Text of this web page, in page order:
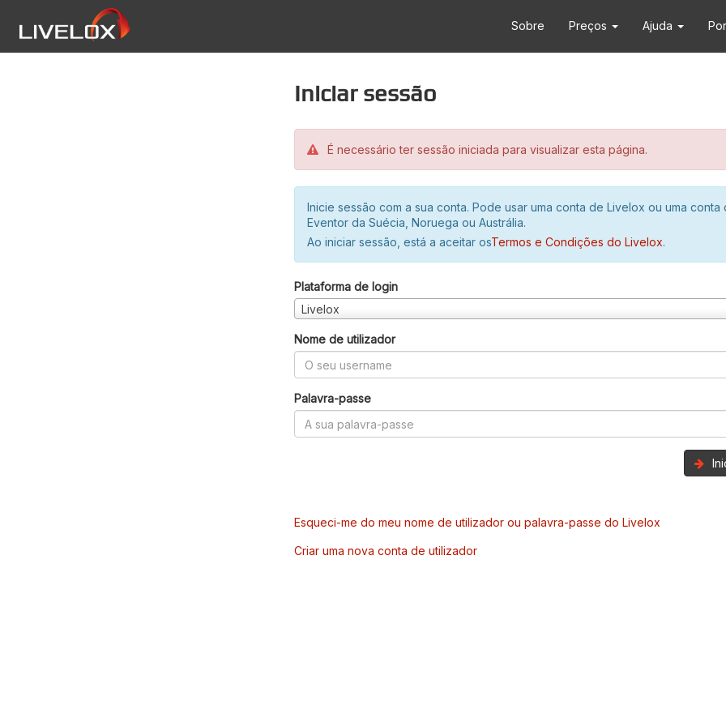
Sobre Preços Ajuda
Iniciar sessão
É necessário ter sessão iniciada para visualizar esta página.
Inicie sessão com a sua conta. Pode usar uma conta de Livelox ou uma conta
Eventor da Suécia, Noruega ou Austrália.
Ao iniciar sessão, está a aceitar osTermos e Condições do Livelox.
Plataforma de login
Livelox
Nome de utilizador
Palavra-passe
Esqueci-me do meu nome de utilizador ou palavra-passe do Livelox
Criar uma nova conta de utilizador